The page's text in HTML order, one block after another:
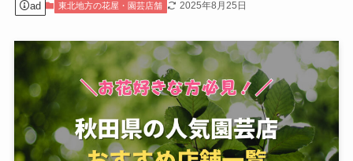
ad 東北地方の花屋・園芸店舗 2025年8月25日